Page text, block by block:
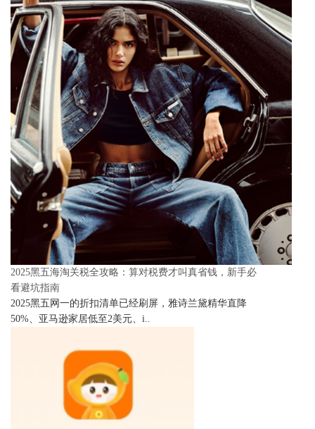
2025黑五海淘关税全攻略：算对税费才叫真省钱，新手必
看避坑指南
2025黑五网一的折扣清单已经刷屏，雅诗兰黛精华直降
50%、亚马逊家居低至2美元、i..